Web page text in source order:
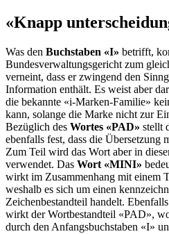
«Knapp
Was den Buchstaben «I» betrifft,
Bundesverwaltungsgericht zum
verneint, dass er zwingend den
Information enthält. Es weist aber
die bekannte «i-Marken-Familie»
kann, solange die Marke nicht zur
Bezüglich des Wortes «PAD» stellt
ebenfalls fest, dass die Übersetzung
Zum Teil wird das Wort aber in
verwendet. Das Wort «MINI»
wirkt im Zusammenhang mit einem
weshalb es sich um einen
Zeichenbestandteil handelt.
wirkt der Wortbestandteil «PAD»,
durch den Anfangsbuchstaben «I»